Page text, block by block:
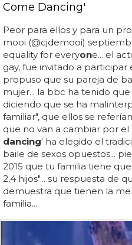
Come Dancing'
Peor para ellos y para un
mooi (@cjdemooi)
equality for everyone... el
gay, fue invitado a
propuso que su pareja de
mujer... la bbc ha tenido
diciendo que se ha
familiar", que ellos se
que no van a cambiar por
dancing' ha elegido el tradici
baile de sexos opuestos...
2015 que tu familia tiene
2,4 hijos"... su respuesta de
demuestra que tienen la
familia...